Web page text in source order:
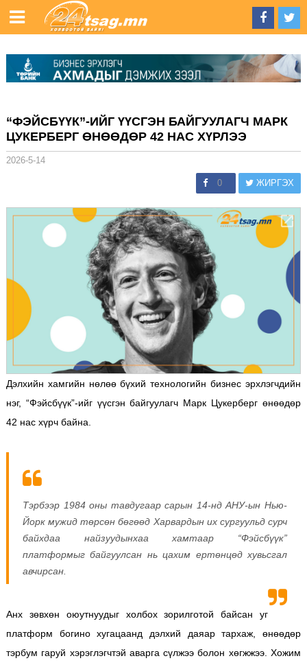
“ФЭЙСБҮҮК”-ИЙГ ҮҮСГЭН БАЙГУУЛАГЧ МАРК
ЦУКЕРБЕРГ ӨНӨӨДӨР 42 НАС ХҮРЛЭЭ
2026-5-14
0 ЖИРГЭХ
Дэлхийн хамгийн нөлөө бүхий технологийн бизнес эрхлэгчдийн
нэг, “Фэйсбүүк”-ийг үүсгэн байгуулагч Марк Цукерберг өнөөдөр
42 нас хүрч байна.
Тэрбээр 1984 оны тавдугаар сарын 14-нд АНУ-ын Нью-
Йорк мужид төрсөн бөгөөд Харвардын их сургуульд сурч
байхдаа найзуудынхаа хамтаар “Фэйсбүүк”
платформыг байгуулсан нь цахим ертөнцөд хувьсгал
авчирсан.
Анх зөвхөн оюутнуудыг холбох зорилготой байсан уг
платформ богино хугацаанд дэлхий даяар тархаж, өнөөдөр
тэрбум гаруй хэрэглэгчтэй аварга сүлжээ болон хөгжжээ. Хожим